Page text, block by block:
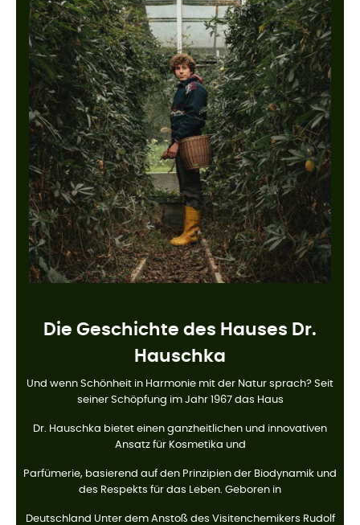
Die Geschichte des Hauses Dr.
Hauschka
Und wenn Schönheit in Harmonie mit der Natur sprach? Seit
seiner Schöpfung im Jahr 1967 das Haus
Dr. Hauschka bietet einen ganzheitlichen und innovativen
Ansatz für Kosmetika und
Parfümerie, basierend auf den Prinzipien der Biodynamik und
des Respekts für das Leben. Geboren in
Deutschland Unter dem Anstoß des Visitenchemikers Rudolf